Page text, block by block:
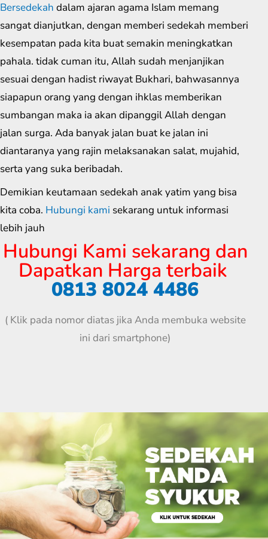
Bersedekah dalam ajaran agama Islam memang
sangat dianjutkan, dengan memberi sedekah memberi
kesempatan pada kita buat semakin meningkatkan
pahala. tidak cuman itu, Allah sudah menjanjikan
sesuai dengan hadist riwayat Bukhari, bahwasannya
siapapun orang yang dengan ihklas memberikan
sumbangan maka ia akan dipanggil Allah dengan
jalan surga. Ada banyak jalan buat ke jalan ini
diantaranya yang rajin melaksanakan salat, mujahid,
serta yang suka beribadah.
Demikian keutamaan sedekah anak yatim yang bisa
kita coba. Hubungi kami sekarang untuk informasi
lebih jauh
Hubungi Kami sekarang dan
Dapatkan Harga terbaik
0813 8024 4486
( Klik pada nomor diatas jika Anda membuka website
ini dari smartphone)